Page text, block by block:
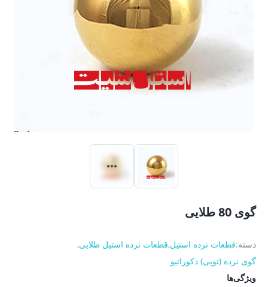
گوی 80 طلایی
دسته:قطعات نرده استیل,قطعات نرده استیل طلایی,
گوی نرده (توپی) دکوراتیو
ویژگی‌ها